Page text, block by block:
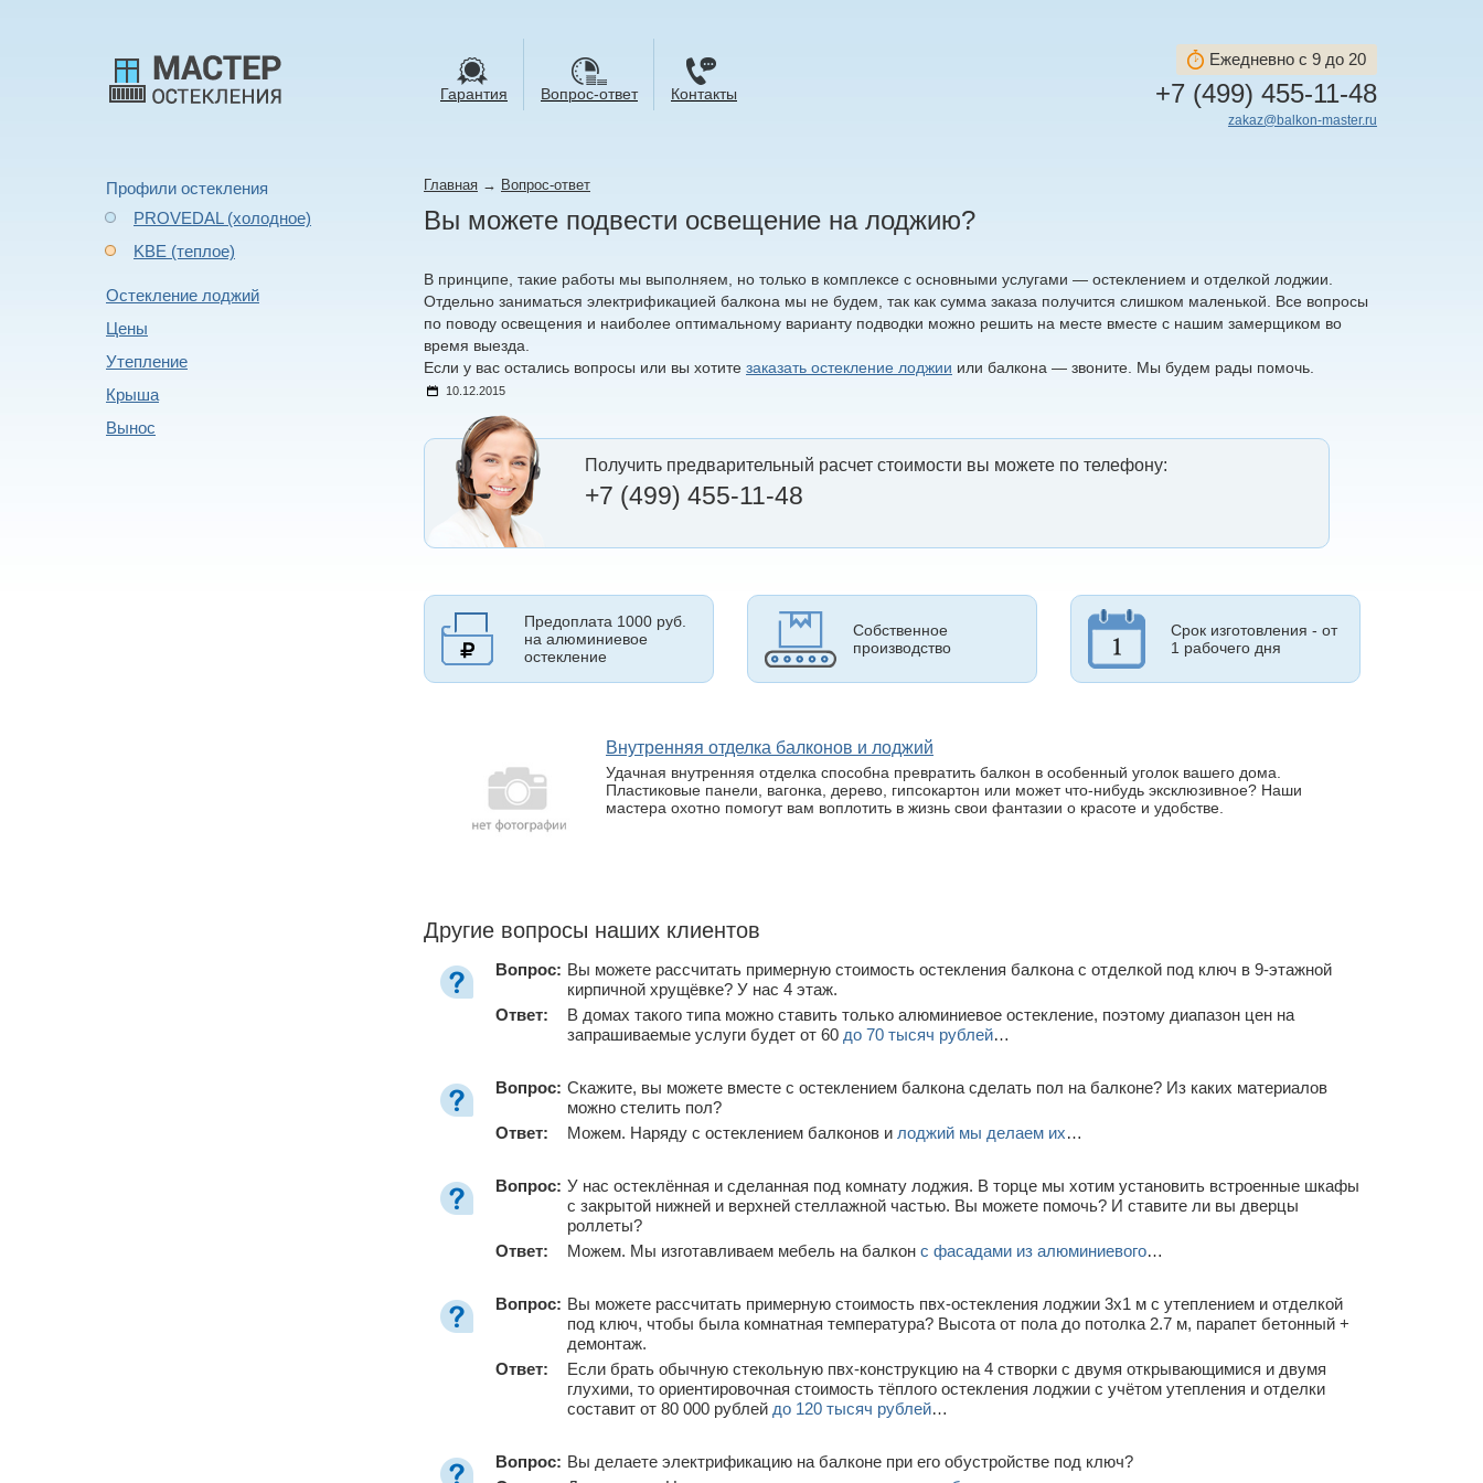
Гарантия Вопрос-ответ Контакты
Ежедневно с 9 до 20
+7 (499) 455-11-48
zakaz@balkon-master.ru
Профили остекления
PROVEDAL (холодное)
KBE (теплое)
Остекление лоджий
Цены
Утепление
Крыша
Вынос
Главная → Вопрос-ответ
Вы можете подвести освещение на лоджию?
В принципе, такие работы мы выполняем, но только в комплексе с основными услугами — остеклением и отделкой лоджии.
Отдельно заниматься электрификацией балкона мы не будем, так как сумма заказа получится слишком маленькой. Все вопросы
по поводу освещения и наиболее оптимальному варианту подводки можно решить на месте вместе с нашим замерщиком во
время выезда.
Если у вас остались вопросы или вы хотите заказать остекление лоджии или балкона — звоните. Мы будем рады помочь.
10.12.2015
Получить предварительный расчет стоимости вы можете по телефону:
+7 (499) 455-11-48
Предоплата 1000 руб.
на алюминиевое
остекление
Собственное
производство
Срок изготовления - от
1 рабочего дня
Внутренняя отделка балконов и лоджий
Удачная внутренняя отделка способна превратить балкон в особенный уголок вашего дома.
Пластиковые панели, вагонка, дерево, гипсокартон или может что-нибудь эксклюзивное? Наши
мастера охотно помогут вам воплотить в жизнь свои фантазии о красоте и удобстве.
Другие вопросы наших клиентов
Вопрос: Вы можете рассчитать примерную стоимость остекления балкона с отделкой под ключ в 9-этажной
кирпичной хрущёвке? У нас 4 этаж.
Ответ:
В домах такого типа можно ставить только алюминиевое остекление, поэтому диапазон цен на
запрашиваемые услуги будет от 60 до 70 тысяч рублей…
Вопрос: Скажите, вы можете вместе с остеклением балкона сделать пол на балконе? Из каких материалов
можно стелить пол?
Ответ:
Можем. Наряду с остеклением балконов и лоджий мы делаем их…
Вопрос: У нас остеклённая и сделанная под комнату лоджия. В торце мы хотим установить встроенные шкафы
с закрытой нижней и верхней стеллажной частью. Вы можете помочь? И ставите ли вы дверцы
роллеты?
Ответ:
Можем. Мы изготавливаем мебель на балкон с фасадами из алюминиевого…
Вопрос: Вы можете рассчитать примерную стоимость пвх-остекления лоджии 3х1 м с утеплением и отделкой
под ключ, чтобы была комнатная температура? Высота от пола до потолка 2.7 м, парапет бетонный +
демонтаж.
Ответ:
Если брать обычную стекольную пвх-конструкцию на 4 створки с двумя открывающимися и двумя
глухими, то ориентировочная стоимость тёплого остекления лоджии с учётом утепления и отделки
составит от 80 000 рублей до 120 тысяч рублей…
Вопрос: Вы делаете электрификацию на балконе при его обустройстве под ключ?